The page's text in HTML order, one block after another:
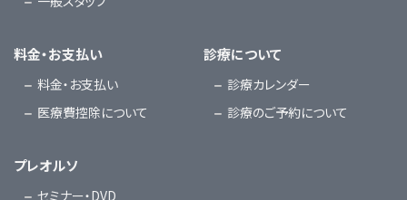
料金・お支払い
料金・お支払い
医療費控除について
診療について
診療カレンダー
診療のご予約について
プレオルソ
セミナー・DVD